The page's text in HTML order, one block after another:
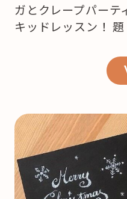
ガとクレープパーテ
キッドレッスン！